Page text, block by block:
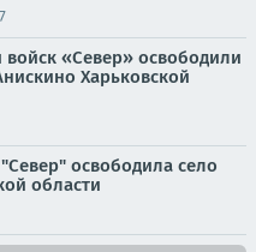
«Север» освободили
Харьковской
освободила село
области